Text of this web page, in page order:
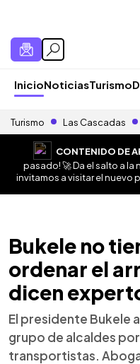
InicioNoticiasTurismo
Turismo Las Cascadas
CONTENIDO DE
pasado! 🚀 Da el salto a la
invitamos a visitar el nuevo
Bukele no
ordenar el
dicen
El presidente Bukele
grupo de alcaldes
transportistas.